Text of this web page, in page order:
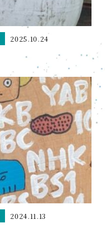
2025.10.24
2024.11.13